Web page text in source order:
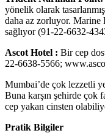
yönelik olarak
daha az zorluyor. Marine
sağlıyor (91-22-6632-
Ascot Hotel : Bir cep
22-6638-5566;
Mumbai’de çok lezzetli
Buna karşın şehirde çok
cep yakan cinsten
Pratik Bilgiler